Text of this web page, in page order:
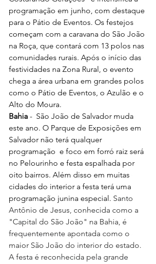
programação em junho, com destaque
para o Pátio de Eventos. Os festejos
começam com a caravana do São João
na Roça, que contará com 13 polos nas
comunidades rurais. Após o início das
festividades na Zona Rural, o evento
chega a área urbana em grandes polos
como o Pátio de Eventos, o Azulão e o
Alto do Moura.
Bahia -  São João de Salvador muda
este ano. O Parque de Exposições em
Salvador não terá qualquer
programação  e foco em forró raiz será
no Pelourinho e festa espalhada por
oito bairros. Além disso em muitas
cidades do interior a festa terá uma
programação junina especial. Santo
Antônio de Jesus, conhecida como a
"Capital do São João" na Bahia, é
frequentemente apontada como o
maior São João do interior do estado.
A festa é reconhecida pela grande